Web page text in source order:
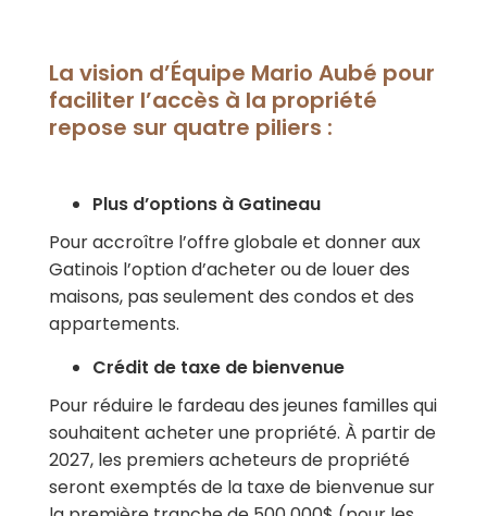
La vision d’Équipe Mario Aubé pour
faciliter l’accès à la propriété
repose sur quatre piliers :
Plus d’options à Gatineau
Pour accroître l’offre globale et donner aux
Gatinois l’option d’acheter ou de louer des
maisons, pas seulement des condos et des
appartements.
Crédit de taxe de bienvenue
Pour réduire le fardeau des jeunes familles qui
souhaitent acheter une propriété. À partir de
2027, les premiers acheteurs de propriété
seront exemptés de la taxe de bienvenue sur